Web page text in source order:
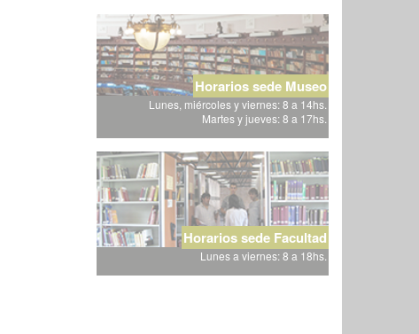
Horarios sede Museo
Lunes, miércoles y viernes: 8 a 14hs.
Martes y jueves: 8 a 17hs.
Horarios sede Facultad
Lunes a viernes: 8 a 18hs.